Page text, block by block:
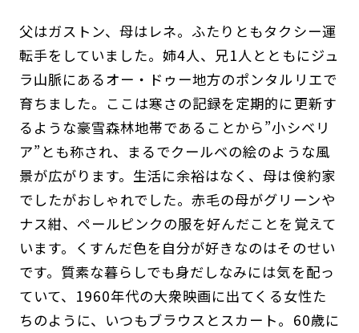
父はガストン、母はレネ。ふたりともタクシー運
転手をしていました。姉4人、兄1人とともにジュ
ラ山脈にあるオー・ドゥー地方のポンタルリエで
育ちました。ここは寒さの記録を定期的に更新す
るような豪雪森林地帯であることから”小シベリ
ア”とも称され、まるでクールベの絵のような風
景が広がります。生活に余裕はなく、母は倹約家
でしたがおしゃれでした。赤毛の母がグリーンや
ナス紺、ペールピンクの服を好んだことを覚えて
います。くすんだ色を自分が好きなのはそのせい
です。質素な暮らしでも身だしなみには気を配っ
ていて、1960年代の大衆映画に出てくる女性た
ちのように、いつもブラウスとスカート。60歳に